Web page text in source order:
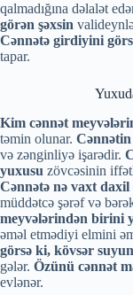
qalmadığına dəlalət
görən şəxsin
Cənnətə girdiyini
tapar.
Kim cənnət
təmin olunar.
və zənginliyə işarədir.
yuxusu zövcəsinin
Cənnətə nə vaxt
müddətcə şərəf və
meyvələrindən birini
əməl etmədiyi elmini
görsə ki, kövsər
gələr. Özünü cənnət
evlənər.